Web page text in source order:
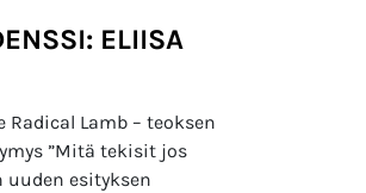
ELIISA
Lamb – teoksen
”Mitä tekisit jos
esityksen